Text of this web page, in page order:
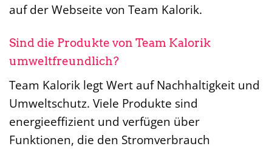
auf der Webseite von Team Kalorik.
Sind die Produkte von Team Kalorik
umweltfreundlich?
Team Kalorik legt Wert auf Nachhaltigkeit und
Umweltschutz. Viele Produkte sind
energieeffizient und verfügen über
Funktionen, die den Stromverbrauch